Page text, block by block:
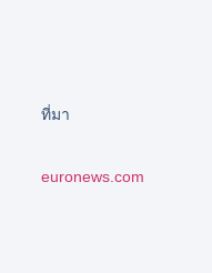
ที่มา
euronews.com